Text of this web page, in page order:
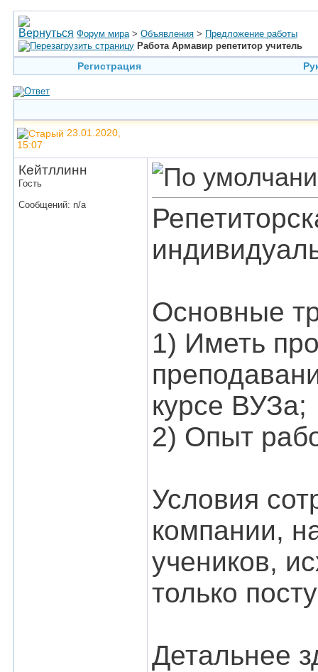
Форум мира > Объявления > Предложение работы
Работа Армавир репетитор учитель
Регистрация
23.01.2020,
15:07
Кейтллинн
Гость
Сообщений: n/a
Основные
1) Иметь
курсе ВУЗа;
2) Опыт
Условия
компании,
учеников,
только
Детальнее